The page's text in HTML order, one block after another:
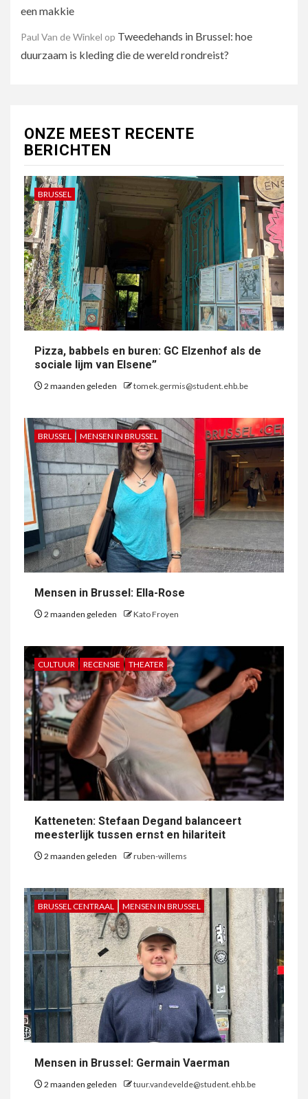
een makkie
Paul Van de Winkel op Tweedehands in Brussel: hoe
duurzaam is kleding die de wereld rondreist?
ONZE MEEST RECENTE
BERICHTEN
BRUSSEL
Pizza, babbels en buren: GC Elzenhof als de
sociale lijm van Elsene”
2 maanden geleden tomek.germis@student.ehb.be
BRUSSEL MENSEN IN BRUSSEL
Mensen in Brussel: Ella-Rose
2 maanden geleden Kato Froyen
CULTUUR RECENSIE THEATER
Katteneten: Stefaan Degand balanceert
meesterlijk tussen ernst en hilariteit
2 maanden geleden ruben-willems
BRUSSEL CENTRAAL MENSEN IN BRUSSEL
Mensen in Brussel: Germain Vaerman
2 maanden geleden tuur.vandevelde@student.ehb.be